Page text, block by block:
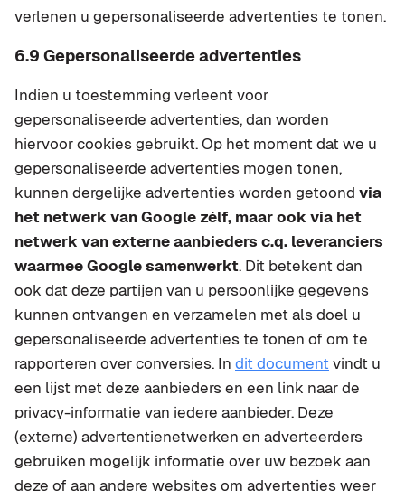
verlenen u gepersonaliseerde advertenties te tonen.
6.9 Gepersonaliseerde advertenties
Indien u toestemming verleent voor
gepersonaliseerde advertenties, dan worden
hiervoor cookies gebruikt. Op het moment dat we u
gepersonaliseerde advertenties mogen tonen,
kunnen dergelijke advertenties worden getoond via
het netwerk van Google zélf, maar ook via het
netwerk van externe aanbieders c.q. leveranciers
waarmee Google samenwerkt. Dit betekent dan
ook dat deze partijen van u persoonlijke gegevens
kunnen ontvangen en verzamelen met als doel u
gepersonaliseerde advertenties te tonen of om te
rapporteren over conversies. In dit document vindt u
een lijst met deze aanbieders en een link naar de
privacy-informatie van iedere aanbieder. Deze
(externe) advertentienetwerken en adverteerders
gebruiken mogelijk informatie over uw bezoek aan
deze of aan andere websites om advertenties weer